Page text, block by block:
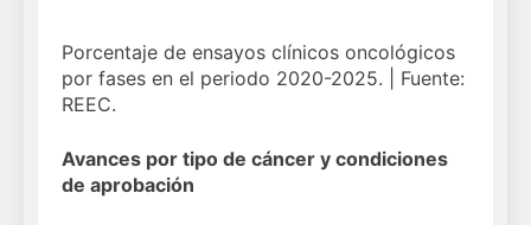
Porcentaje de ensayos clínicos oncológicos
por fases en el periodo 2020-2025. | Fuente:
REEC.
Avances por tipo de cáncer y condiciones
de aprobación